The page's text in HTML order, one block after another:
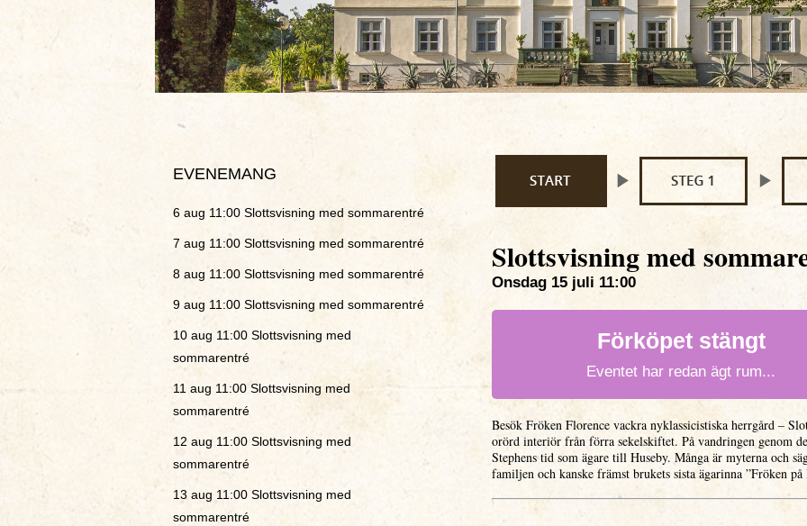
EVENEMANG
6 aug 11:00 Slottsvisning med sommarentré
7 aug 11:00 Slottsvisning med sommarentré
8 aug 11:00 Slottsvisning med sommarentré
9 aug 11:00 Slottsvisning med sommarentré
10 aug 11:00 Slottsvisning med
sommarentré
11 aug 11:00 Slottsvisning med
sommarentré
12 aug 11:00 Slottsvisning med
sommarentré
13 aug 11:00 Slottsvisning med
sommarentré
Slottsvisning med
Onsdag 15 juli 11:00
Förköpet stängt
Eventet har redan ägt rum...
Besök Fröken Florence vackra nyklassicistiska herrgård –
orörd interiör från förra sekelskiftet. På vandringen genom
Stephens tid som ägare till Huseby. Många är myterna och
familjen och kanske främst brukets sista ägarinna ”Fröken